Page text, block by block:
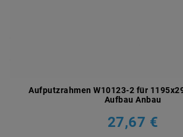
Aufputzrahmen W10123-2 für
Aufbau Anbau
27,67 €